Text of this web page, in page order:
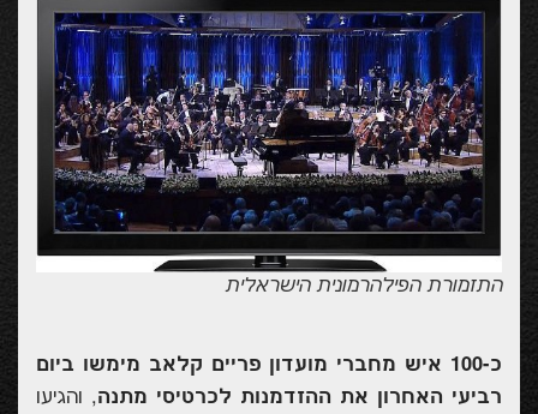
התזמורת הפילהרמונית הישראלית
כ-100 איש מחברי מועדון פריים קלאב מימשו ביום
רביעי האחרון את ההזדמנות לכרטיסי מתנה, והגיעו